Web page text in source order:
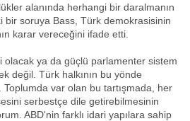
alanında herhangi bir daralmanın
bir soruya Bass, Türk demokrasisinin
karar vereceğini ifade etti.
olacak ya da güçlü parlamenter sistem
değil. Türk halkının bu yönde
Toplumda var olan bu tartışmada, her
serbestçe dile getirebilmesinin
ABD'nin farklı idari yapılara sahip